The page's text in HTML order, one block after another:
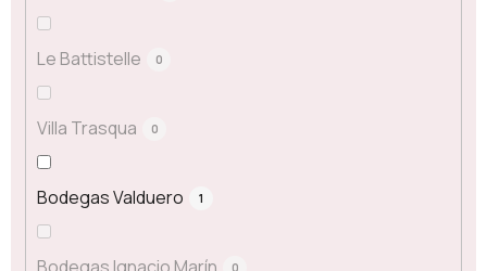
Le Battistelle 0
Villa Trasqua 0
Bodegas Valduero 1
0